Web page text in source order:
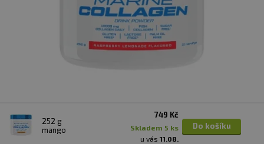
252 g
mango
749 Kč
skladem 5 ks
u vás 11.08.
Do košíku